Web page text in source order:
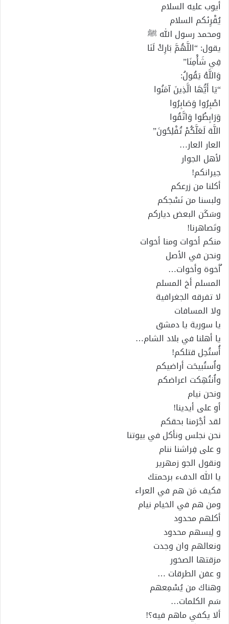
أيوب عليه السلام
يُقْرِئكم السلام
ومحمد رسول الله ﷺ
يقول: “اللَّهُمَّ بَارِكْ لَنَا
فِي شَأْمِنَا”
وَاللَّهُ يَقُولُ:
“يَا أَيُّهَا الَّذِينَ آمَنُوا
اصْبِرُوا وَصَابِرُوا
وَرَابِطُوا وَاتَّقُوا
اللَّهَ لَعَلَّكُمْ تُفْلِحُونَ”
العار العار…
لأهل الجوار
جيرانكم!
أكلنا من زرعكم
ولبسنا من نَسْجكم
وسَكَن البعض دياركم
وتَصاهرنا!
منكم أخوات ومنا أخوات
ونحن في الأصل
ُأخوة وأخوات…
المسلم أخ المسلم
لا تفرقه الجغرافية
ولا المسافات
يا سورية يا دمشق
يا أهلنا في بلاد الشام…
أُستُحِل قتلكم!
واُستُبيحَت أراضيكم
واُنتُهِكت اعراضكم
ونحن نيام
أو على أيدينا!
لقد أجْرَمنا بحقكم
نحن نجلس ونأكل في بيوتنا
و على فِراشنا ننام
ونقول الجو زمهرير
يا الله الدفء برحمتك
فكيف مَن هم في العراء
ومن هم في الخيام نيام
أكلهم محدود
و لِبسهم محدود
ونعالهم وان وجدت
مزقتها الصخور
و عفن الطرقات …
وهناك من يُسْمِعهم
سَم الكلمات…
ألا يكفي ماهم فيه؟!